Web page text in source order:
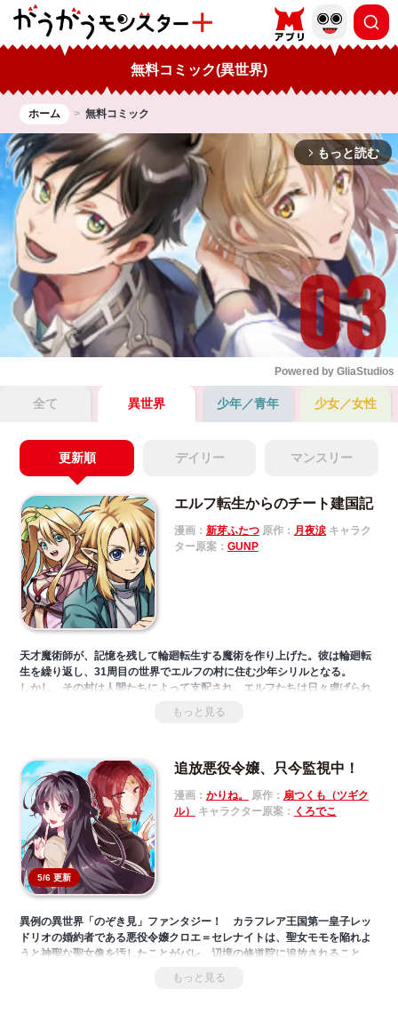
無料コミック(異世界)
ホーム 無料コミック
arrow_forward_ios もっと読む
Mute
Powered by GliaStudios
全て 異世界 少年／青年 少女／女性
更新順 デイリー マンスリー
エルフ転生からのチート建国記
漫画： 新芽ふたつ原作： 月夜涙キャラク
ター原案： GUNP
天才魔術師が、記憶を残して輪廻転生する魔術を作り上げた。彼は輪廻転
生を繰り返し、31周目の世界でエルフの村に住む少年シリルとなる。
しかし、その村は人間たちによって支配され、エルフたちは日々虐げられ
幼馴染の少女ルシエを救うため、あらゆる種族が共存する理想の国家を作
もっと見る
5/6 更新
追放悪役令嬢、只今監視中！
漫画： かりね。 原作： 扇つくも（ツギク
ル）
キャラクター原案： くろでこ
異例の異世界「のぞき見」ファンタジー！ カラフレア王国第一皇子レッ
ドリオの婚約者である悪役令嬢クロエ＝セレナイトは、聖女モモを陥れよ
うと神聖な聖女像を汚したことがバレ、辺境の修道院に追放されること
に。もともとクロエを嫌っていたレッドリオはこれを喜んだが、改心した
ら再びクロエが戻ってきてしまうという。「そんなことは絶対させない
もっと見る